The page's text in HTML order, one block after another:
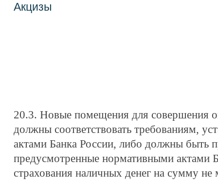
Акцизы
20.3. Новые помещения для совершения
должны соответствовать требованиям,
актами Банка России, либо должны быть
предусмотренные нормативными актами
страхования наличных денег на сумму